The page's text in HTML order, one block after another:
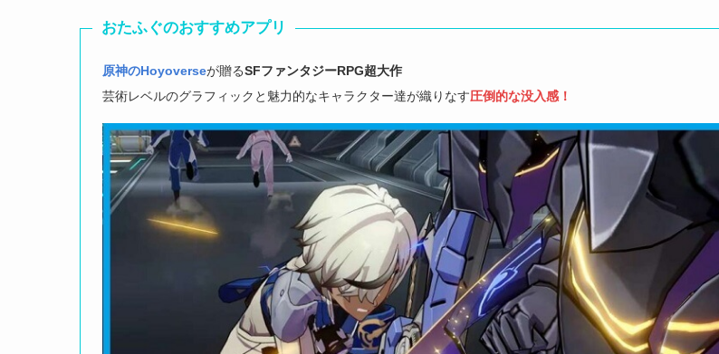
おたふぐのおすすめアプリ
原神のHoyoverseが贈るSFファンタジーRPG超大作
芸術レベルのグラフィックと魅力的なキャラクター達が織りなす圧倒的な没入感！